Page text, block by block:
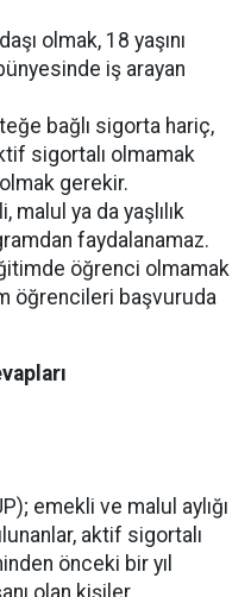
olmak, 18 yaşını
iş arayan
bağlı sigorta hariç,
sigortalı olmamak
gerekir.
malul ya da yaşlılık
faydalanamaz.
öğrenci olmamak
öğrencileri başvuruda
emekli ve malul aylığı
aktif sigortalı
önceki bir yıl
olan kişiler